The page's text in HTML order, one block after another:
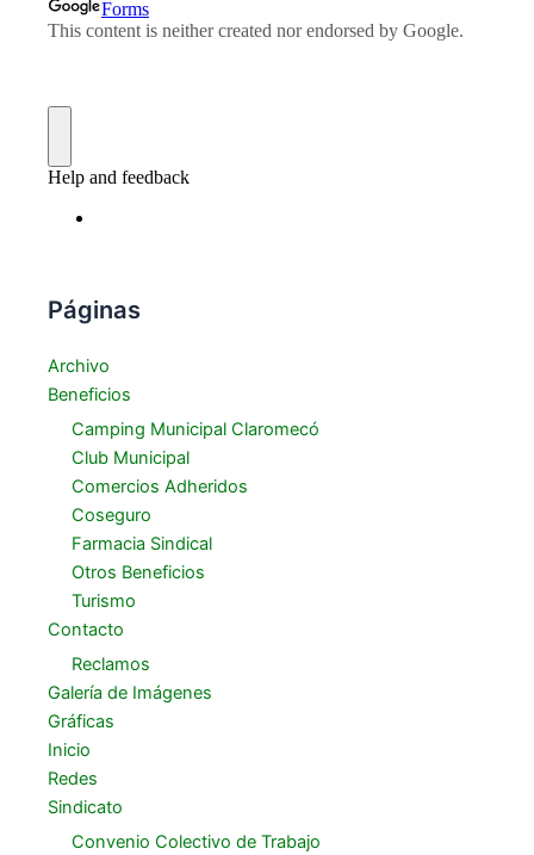
Páginas
Archivo
Beneficios
Camping Municipal Claromecó
Club Municipal
Comercios Adheridos
Coseguro
Farmacia Sindical
Otros Beneficios
Turismo
Contacto
Reclamos
Galería de Imágenes
Gráficas
Inicio
Redes
Sindicato
Convenio Colectivo de Trabajo